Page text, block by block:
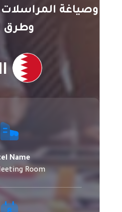
وصياغة المراسلات
وطرق
Name
Room